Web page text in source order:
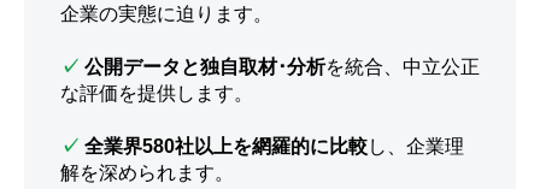
企業の実態に迫ります。
✓ 公開データと独自取材･分析を統合、中立公正
な評価を提供します。
✓ 全業界580社以上を網羅的に比較し、企業理
解を深められます。